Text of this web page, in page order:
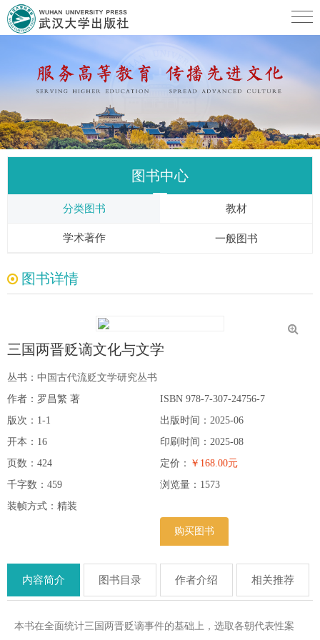
图书中心
分类图书 教材
学术著作 一般图书
图书详情
三国两晋贬谪文化与文学
丛书： 中国古代流贬文学研究丛书
作者：罗昌繁 著
版次：1-1
开本：16
页数：424
千字数：459
装帧方式：精装
ISBN 978-7-307-24756-7
出版时间：2025-06
印刷时间：2025-08
定价： ￥168.00元
浏览量： 1573
购买图书
内容简介 图书目录 作者介绍 相关推荐
本书在全面统计三国两晋贬谪事件的基础上，选取各朝代表性案